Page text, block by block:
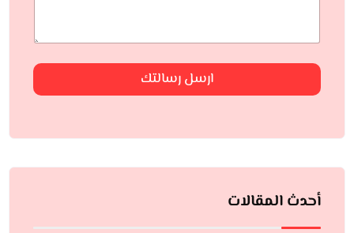
ارسل رسالتك
أحدث المقالات